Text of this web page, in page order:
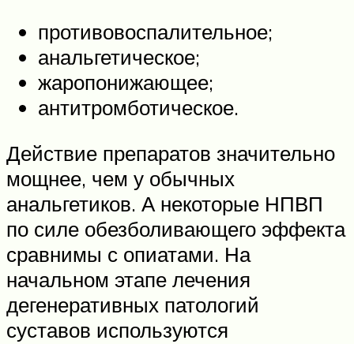
противовоспалительное;
анальгетическое;
жаропонижающее;
антитромботическое.
Действие препаратов значительно
мощнее, чем у обычных
анальгетиков. А некоторые НПВП
по силе обезболивающего эффекта
сравнимы с опиатами. На
начальном этапе лечения
дегенеративных патологий
суставов используются